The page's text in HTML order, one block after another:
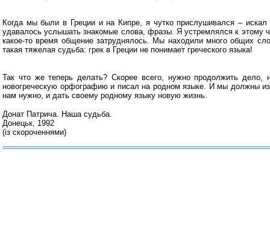
Когда мы были в Греции и на Кипре, я чутко прислушивался –
удавалось услышать знакомые слова, фразы. Я устремлялся к этому
какое-то время общение затруднялось. Мы находили много общих
такая тяжелая судьба: грек в Греции не понимает греческого языка!
Так что же теперь делать? Скорее всего, нужно продолжить дело,
новогреческую орфографию и писал на родном языке. И мы должны
нам нужно, и дать своему родному языку новую жизнь.
Донат Патрича. Наша судьба.
Донецьк, 1992
(із скороченнями)